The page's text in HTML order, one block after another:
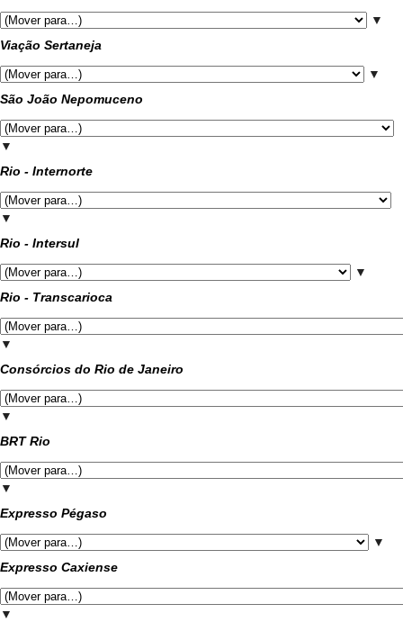
▼
Viação Sertaneja
▼
São João Nepomuceno
▼
Rio - Internorte
▼
Rio - Intersul
▼
Rio - Transcarioca
▼
Consórcios do Rio de Janeiro
▼
BRT Rio
▼
Expresso Pégaso
▼
Expresso Caxiense
▼